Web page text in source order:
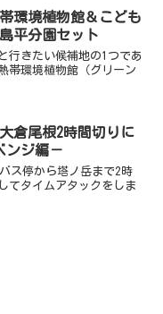
環境植物館＆こども
平分園セット
行きたい候補地の1つであ
帯環境植物館（グリーン
倉尾根2時間切りに
ンジ編－
ス停から塔ノ岳まで2時
てタイムアタックをしま